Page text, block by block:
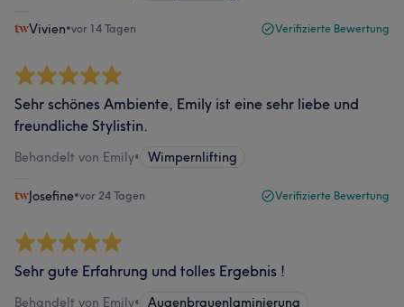
Vivien•vor 14 Tagen Verifizierte Bewertung
Sehr schönes Ambiente, Emily ist eine sehr liebe und
freundliche Stylistin.
Behandelt von Emily• Wimpernlifting
Josefine•vor 24 Tagen Verifizierte Bewertung
Sehr gute Erfahrung und tolles Ergebnis !
Behandelt von Emily• Augenbrauenlaminierung